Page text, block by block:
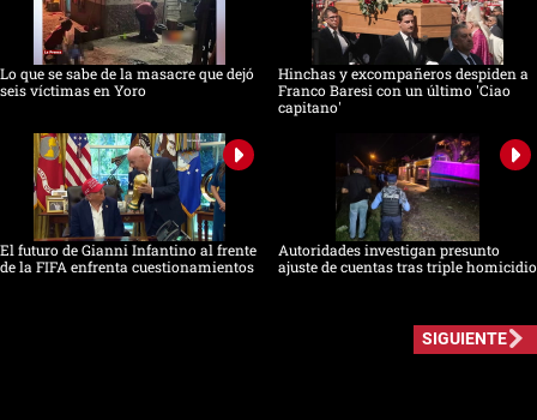
Lo que se sabe de la masacre que dejó
seis víctimas en Yoro
Hinchas y excompañeros despiden a
Franco Baresi con un último 'Ciao
capitano'
El futuro de Gianni Infantino al frente
de la FIFA enfrenta cuestionamientos
Autoridades investigan presunto
ajuste de cuentas tras triple homicidio
SIGUIENTE